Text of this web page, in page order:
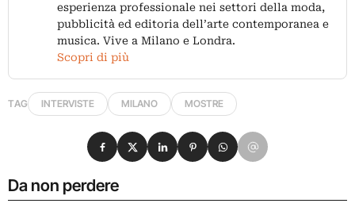
esperienza professionale nei settori della moda,
pubblicità ed editoria dell’arte contemporanea e
musica. Vive a Milano e Londra.
Scopri di più
TAG INTERVISTE MILANO MOSTRE
Da non perdere
Condividi su Facebook
Condividi su X
Condividi su LinkedIn
Condividi su Pinterest
Condividi su WhatsApp
Condividi su Email